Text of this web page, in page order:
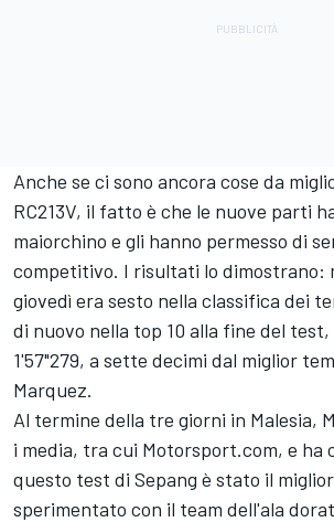
Anche se ci sono ancora cose da
RC213V, il fatto è che le nuove parti
maiorchino e gli hanno permesso di
competitivo. I risultati lo dimostrano:
giovedì era sesto nella classifica dei
di nuovo nella top 10 alla fine del
1'57"279, a sette decimi dal miglior
Marquez.
Al termine della tre giorni in Malesia,
i media, tra cui Motorsport.com, e ha
questo test di Sepang è stato il
sperimentato con il team dell'ala